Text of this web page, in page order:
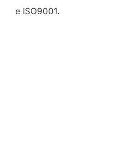
e ISO9001.